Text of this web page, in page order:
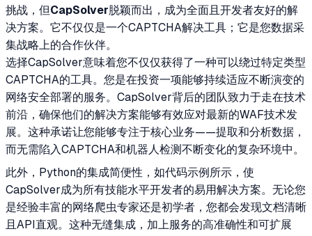
挑战，但CapSolver脱颖而出，成为全面且开发者友好的解
决方案。它不仅仅是一个CAPTCHA解决工具；它是您数据采
集战略上的合作伙伴。
选择CapSolver意味着您不仅仅获得了一种可以绕过特定类型
CAPTCHA的工具。您是在投资一项能够持续适应不断演变的
网络安全部署的服务。CapSolver背后的团队致力于走在技术
前沿，确保他们的解决方案能够有效应对最新的WAF技术发
展。这种承诺让您能够专注于核心业务——提取和分析数据，
而无需陷入CAPTCHA和机器人检测不断变化的复杂环境中。
此外，Python的集成简便性，如代码示例所示，使
CapSolver成为所有技能水平开发者的易用解决方案。无论您
是经验丰富的网络爬虫专家还是初学者，您都会发现文档清晰
且API直观。这种无缝集成，加上服务的高准确性和可扩展